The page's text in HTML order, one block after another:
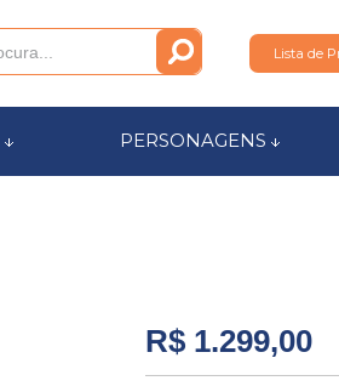
Lista de
PERSONAGENS
R$ 1.299,00